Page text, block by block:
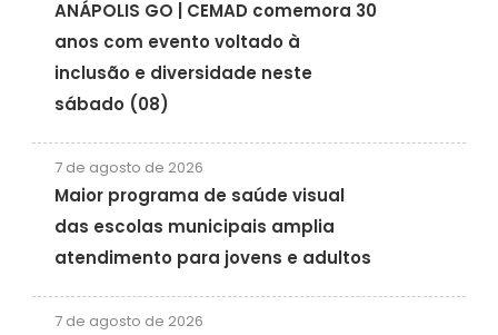
ANÁPOLIS GO | CEMAD comemora 30
anos com evento voltado à
inclusão e diversidade neste
sábado (08)
7 de agosto de 2026
Maior programa de saúde visual
das escolas municipais amplia
atendimento para jovens e adultos
7 de agosto de 2026